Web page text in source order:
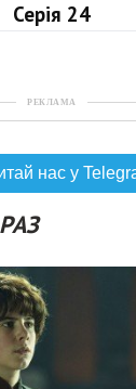
Серія 24
РЕКЛАМА
нас у